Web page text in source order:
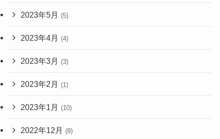
2023年5月 (5)
2023年4月 (4)
2023年3月 (3)
2023年2月 (1)
2023年1月 (10)
2022年12月 (8)